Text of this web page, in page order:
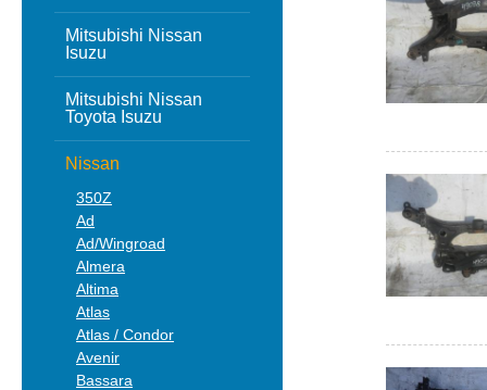
Mitsubishi Nissan
Isuzu
Mitsubishi Nissan
Toyota Isuzu
Nissan
350Z
Ad
Ad/Wingroad
Almera
Altima
Atlas
Atlas / Condor
Avenir
Bassara